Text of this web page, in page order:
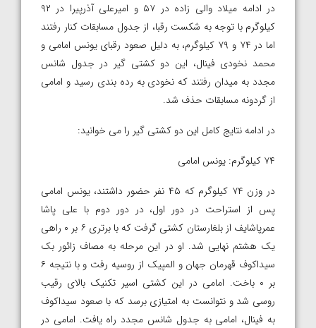
در ادامه میلاد والی زاده در ۵۷ و امیرعلی آذرپیرا در ۹۲
کیلوگرم با توجه به شکست رقبا، از جدول مسابقات کنار رفتند
اما در ۷۴ و ۷۹ کیلوگرم، به دلیل صعود رقبای یونس امامی و
محمد نخودی فینال، این دو کشتی گیر در جدول شانس
مجدد به میدان رفتند که نخودی به رده بندی رسید و امامی
از گردونه مسابقات حذف شد.
در ادامه نتایج کامل این دو کشتی گیر را می خوانید:
۷۴ کیلوگرم: یونس امامی
در وزن ۷۴ کیلوگرم که ۴۵ نفر حضور داشتند، یونس امامی
پس از استراحت در دور اول، در دور دوم با علی پاشا
عمرپاشایف از بلغارستان کشتی گرفت که با برتری ۶ بر ۰ راهی
یک هشتم نهایی شد. او در این مرحله به مصاف زائور بک
سیداکوف قهرمان جهان و المپیک از روسیه رفت و با نتیجه ۶
بر ۰ باخت. امامی در این کشتی اسیر تکنیک بالای رقیب
روسی شد و نتوانست به امتیازی برسد که با صعود سیداکوف
به فینال، امامی به جدول شانس مجدد راه یافت. امامی در